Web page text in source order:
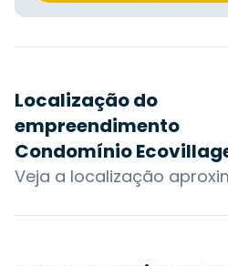
Localização do
empreendimento
Condomínio
Veja a localização